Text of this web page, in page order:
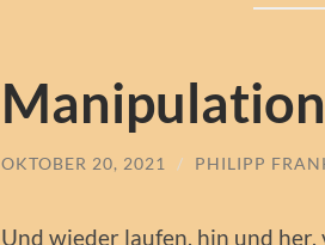
Manipulation
OKTOBER 20, 2021 / PHILIPP
Und wieder laufen, hin und